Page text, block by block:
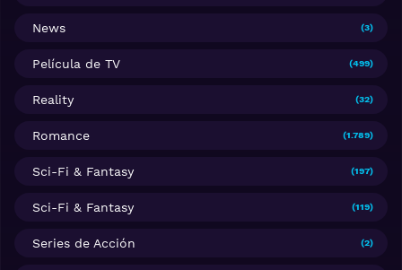
News (3)
Película de TV (499)
Reality (32)
Romance (1.789)
Sci-Fi & Fantasy (197)
Sci-Fi & Fantasy (119)
Series de Acción (2)